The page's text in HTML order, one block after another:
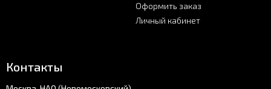
Оформить заказ
Личный кабинет
Контакты